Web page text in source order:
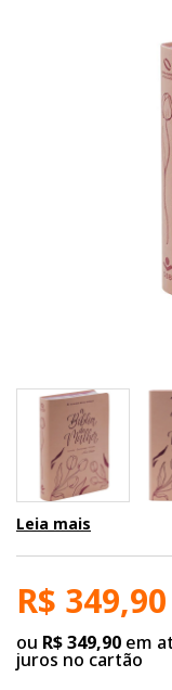
Leia mais
R$ 349,90
ou R$ 349,90 em
juros no cartão